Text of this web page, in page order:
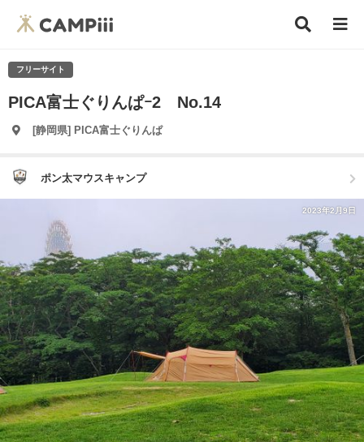
フリーサイト
PICA富士ぐりんぱｰ2 No.14
[静岡県] PICA富士ぐりんぱ
ポン太マウスキャンプ
2023年2月9日